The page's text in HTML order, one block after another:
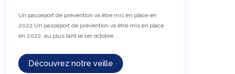
Un passeport de prévention va être mis en place en
2022 Un passeport de prévention va être mis en place
en 2022, au plus tard le 1er octobre ....
Découvrez notre veille